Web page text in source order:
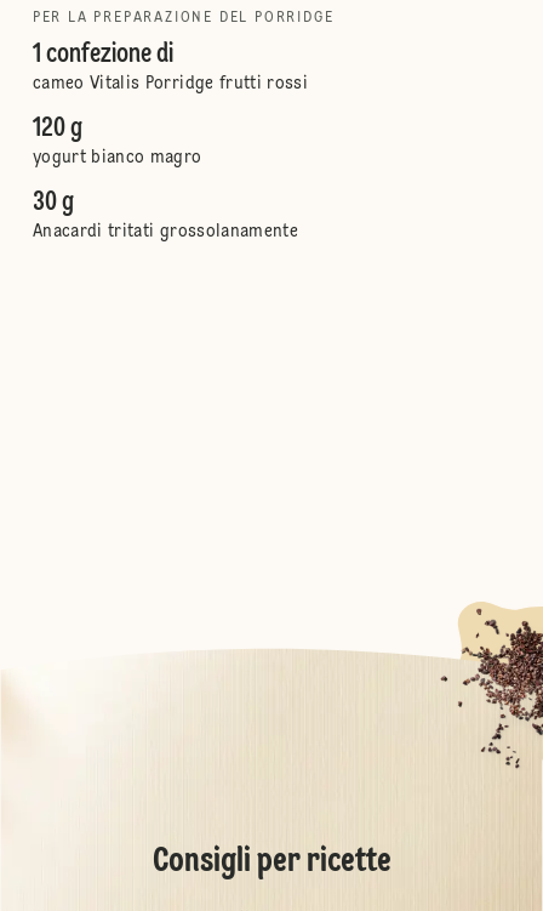
PER LA PREPARAZIONE DEL PORRIDGE
1 confezione di
cameo Vitalis Porridge frutti rossi
120 g
yogurt bianco magro
30 g
Anacardi tritati grossolanamente
Consigli per ricette